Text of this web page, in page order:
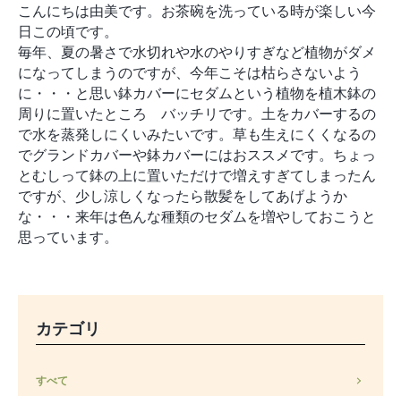
こんにちは由美です。お茶碗を洗っている時が楽しい今
日この頃です。
毎年、夏の暑さで水切れや水のやりすぎなど植物がダメ
になってしまうのですが、今年こそは枯らさないよう
に・・・と思い鉢カバーにセダムという植物を植木鉢の
周りに置いたところ バッチリです。土をカバーするの
で水を蒸発しにくいみたいです。草も生えにくくなるの
でグランドカバーや鉢カバーにはおススメです。ちょっ
とむしって鉢の上に置いただけで増えすぎてしまったん
ですが、少し涼しくなったら散髪をしてあげようか
な・・・来年は色んな種類のセダムを増やしておこうと
思っています。
カテゴリ
すべて